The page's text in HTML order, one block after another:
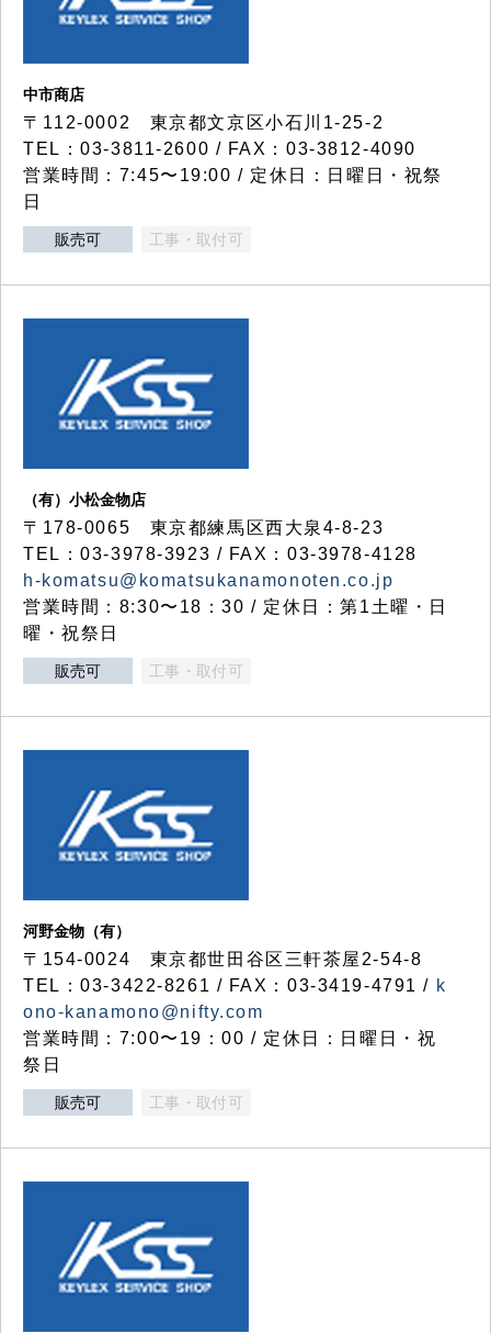
中市商店
〒112-0002 東京都文京区小石川1-25-2
TEL：03-3811-2600 / FAX：03-3812-4090
営業時間：7:45〜19:00 / 定休日：日曜日・祝祭
日
販売可 工事・取付可
（有）小松金物店
〒178-0065 東京都練馬区西大泉4-8-23
TEL：03-3978-3923 / FAX：03-3978-4128
h-komatsu@komatsukanamonoten.co.jp
営業時間：8:30〜18：30 / 定休日：第1土曜・日
曜・祝祭日
販売可 工事・取付可
河野金物（有）
〒154-0024 東京都世田谷区三軒茶屋2-54-8
TEL：03-3422-8261 / FAX：03-3419-4791 / k
ono-kanamono@nifty.com
営業時間：7:00〜19：00 / 定休日：日曜日・祝
祭日
販売可 工事・取付可